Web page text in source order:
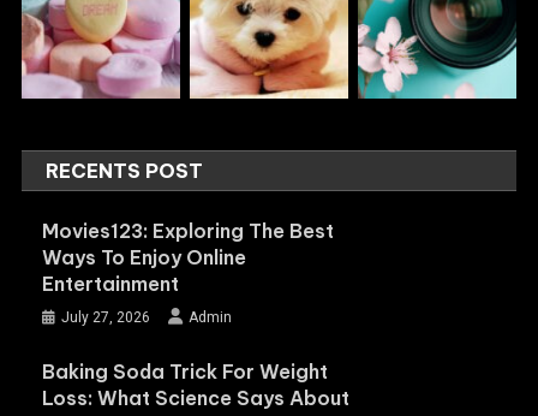
RECENTS POST
Movies123: Exploring The Best
Ways To Enjoy Online
Entertainment
July 27, 2026 Admin
Baking Soda Trick For Weight
Loss: What Science Says About